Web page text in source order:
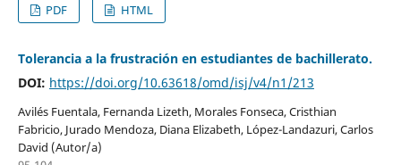
PDF
HTML
Tolerancia a la frustración en estudiantes de bachillerato.
DOI: https://doi.org/10.63618/omd/isj/v4/n1/213
Avilés Fuentala, Fernanda Lizeth, Morales Fonseca, Cristhian
Fabricio, Jurado Mendoza, Diana Elizabeth, López-Landazuri, Carlos
David (Autor/a)